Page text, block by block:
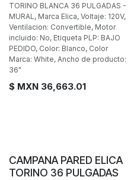
TORINO BLANCA 36 PULGADAS -
MURAL, Marca Elica, Voltaje: 120V,
Ventilacion: Convertible, Motor
incluido: No, Etiqueta PLP: BAJO
PEDIDO, Color: Blanco, Color
Marca: White, Ancho de producto:
36"
$ MXN 36,663.01
CAMPANA PARED ELICA
TORINO 36 PULGADAS